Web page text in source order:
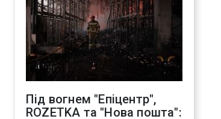
Під вогнем "Епіцентр",
ROZETKA та "Нова пошта":